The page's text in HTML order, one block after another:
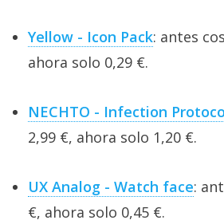
Yellow - Icon Pack: antes
ahora solo 0,29 €.
NECHTO - Infection
2,99 €, ahora solo 1,20 €.
UX Analog - Watch face:
€, ahora solo 0,45 €.